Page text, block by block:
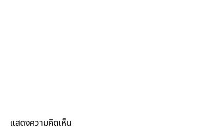
แสดงความคิดเห็น